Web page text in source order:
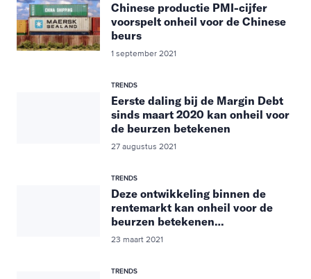
Chinese productie PMI-cijfer
voorspelt onheil voor de Chinese
beurs
1 september 2021
TRENDS
Eerste daling bij de Margin Debt
sinds maart 2020 kan onheil voor
de beurzen betekenen
27 augustus 2021
TRENDS
Deze ontwikkeling binnen de
rentemarkt kan onheil voor de
beurzen betekenen…
23 maart 2021
TRENDS